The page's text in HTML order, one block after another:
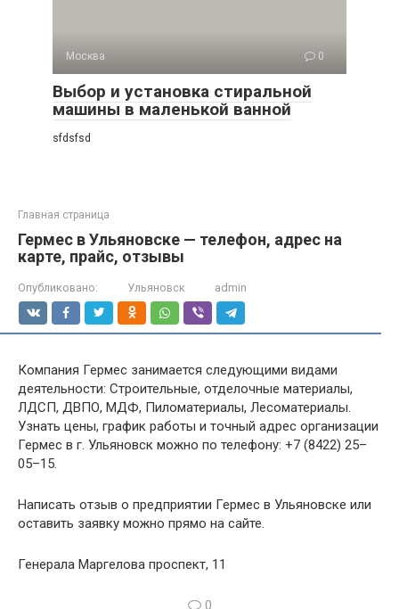
Москва 0
Выбор и установка стиральной
машины в маленькой ванной
sfdsfsd
Главная страница
Гермес в Ульяновске — телефон, адрес на
карте, прайс, отзывы
Опубликовано: Ульяновск admin
Компания Гермес занимается следующими видами
деятельности: Строительные, отделочные материалы,
ЛДСП, ДВПО, МДФ, Пиломатериалы, Лесоматериалы.
Узнать цены, график работы и точный адрес организации
Гермес в г. Ульяновск можно по телефону: +7 (8422) 25–
05–15.
Написать отзыв о предприятии Гермес в Ульяновске или
оставить заявку можно прямо на сайте.
Генерала Маргелова проспект, 11
0